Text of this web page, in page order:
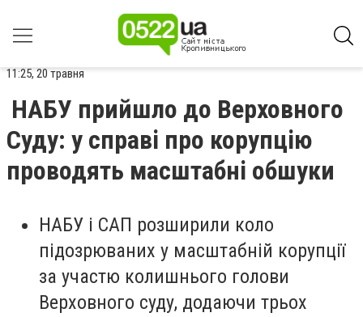
11:25, 20 травня
НАБУ прийшло до Верховного
Суду: у справі про корупцію
проводять масштабні обшуки
НАБУ і САП розширили коло
підозрюваних у масштабній корупції
за участю колишнього голови
Верховного суду, додаючи трьох